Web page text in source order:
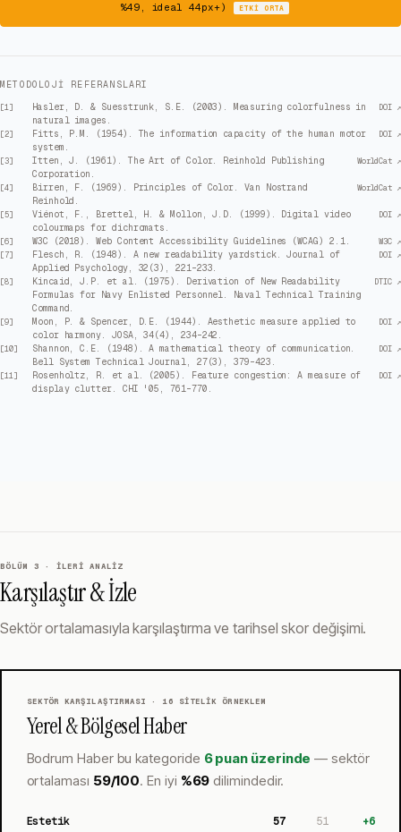
%49, ideal 44px+)
ETKI ORTA
METODOLOJI REFERANSLARI
[1]
Hasler, D. & Suesstrunk, S.E. (2003). Measuring colorfulness in
natural images.
DOI ↗
[2]
Fitts, P.M. (1954). The information capacity of the human motor
system.
DOI ↗
[3]
Itten, J. (1961). The Art of Color. Reinhold Publishing
Corporation.
WorldCat ↗
[4]
Birren, F. (1969). Principles of Color. Van Nostrand
Reinhold.
WorldCat ↗
[5]
Viénot, F., Brettel, H. & Mollon, J.D. (1999). Digital video
colourmaps for dichromats.
DOI ↗
[6] W3C (2018). Web Content Accessibility Guidelines (WCAG) 2.1.
W3C ↗
[7]
Flesch, R. (1948). A new readability yardstick. Journal of
Applied Psychology, 32(3), 221–233.
DOI ↗
[8]
Kincaid, J.P. et al. (1975). Derivation of New Readability
Formulas for Navy Enlisted Personnel. Naval Technical Training
Command.
DTIC ↗
[9]
Moon, P. & Spencer, D.E. (1944). Aesthetic measure applied to
color harmony. JOSA, 34(4), 234–242.
DOI ↗
[10]
Shannon, C.E. (1948). A mathematical theory of communication.
Bell System Technical Journal, 27(3), 379–423.
DOI ↗
[11]
Rosenholtz, R. et al. (2005). Feature congestion: A measure of
display clutter. CHI '05, 761–770.
DOI ↗
BÖLÜM 3 · İLERI ANALIZ
Karşılaştır & İzle
Sektör ortalamasıyla karşılaştırma ve tarihsel skor değişimi.
SEKTÖR KARŞILAŞTIRMASI · 16 SITELIK ÖRNEKLEM
Yerel & Bölgesel Haber
Bodrum Haberbu kategoride 6 puan üzerinde — sektör
ortalaması 59/100. En iyi %69 dilimindedir.
Estetik 57 51 +6